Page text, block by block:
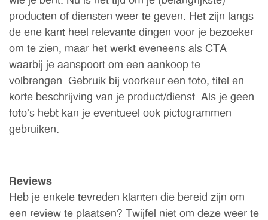
producten of diensten weer te geven. Het zijn langs
de ene kant heel relevante dingen voor je bezoeker
om te zien, maar het werkt eveneens als CTA
waarbij je aanspoort om een aankoop te
volbrengen. Gebruik bij voorkeur een foto, titel en
korte beschrijving van je product/dienst. Als je geen
foto’s hebt kan je eventueel ook pictogrammen
gebruiken.
Reviews
Heb je enkele tevreden klanten die bereid zijn om
een review te plaatsen? Twijfel niet om deze weer te